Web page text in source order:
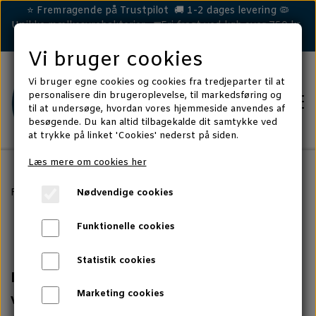
⭐ Fremragende på Trustpilot 🚚 1-2 dages levering 🦠
Unikke mælkesyrebakterier 🚛Fri fragt ved køb over 750 kr.
HEST
HUND
DÅRLIG MAVE
HUD & POTER
KAT
CELLA TEST - KAT
Forside RHEVA
RHEVA
RHEVA Plaster - Hold fluer og snavs
væk
Vi bruger cookies
Vi bruger egne cookies og cookies fra tredjeparter til at
personalisere din brugeroplevelse, til markedsføring og
til at undersøge, hvordan vores hjemmeside anvendes af
besøgende. Du kan altid tilbagekalde dit samtykke ved
at trykke på linket 'Cookies' nederst på siden.
Læs mere om cookies her
Nødvendige cookies
Funktionelle cookies
Statistik cookies
Marketing cookies